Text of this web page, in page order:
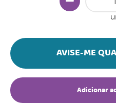
AVISE-ME
Adicionar